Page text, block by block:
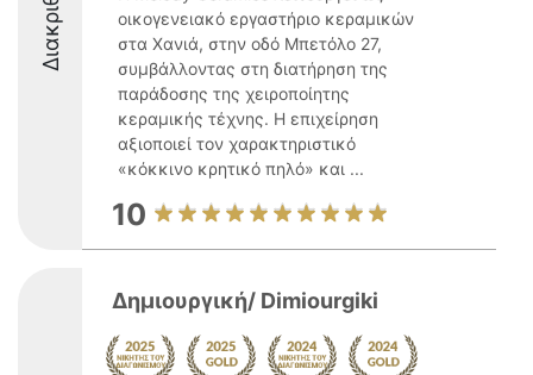
οικογενειακό εργαστήριο κεραμικών
στα Χανιά, στην οδό Μπετόλο 27,
συμβάλλοντας στη διατήρηση της
παράδοσης της χειροποίητης
κεραμικής τέχνης. Η επιχείρηση
αξιοποιεί τον χαρακτηριστικό
«κόκκινο κρητικό πηλό» και ...
10
Δημιουργική/ Dimiourgiki